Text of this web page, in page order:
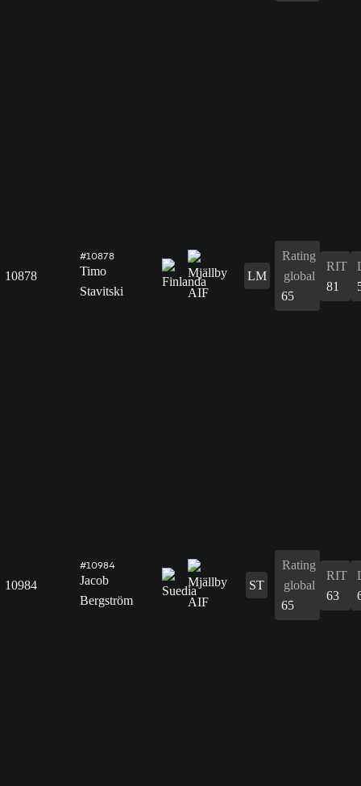
10878
#10878
Timo
Stavitski
LM
Rating
global
65
RIT
81
10984
#10984
Jacob
Bergström
ST
Rating
global
65
RIT
63